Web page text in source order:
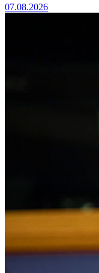
07.08.2026